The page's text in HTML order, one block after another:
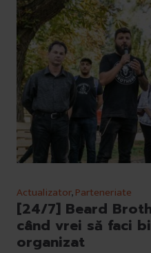
Actualizator,Parteneriate
[24/7] Beard
când vrei să faci
organizat